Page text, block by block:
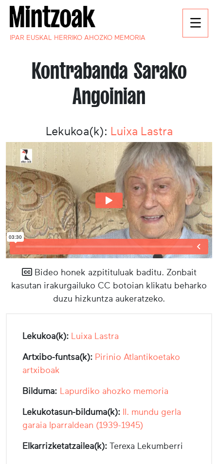
IPAR EUSKAL HERRIKO AHOZKO MEMORIA
Kontrabanda Sarako
Angoinian
Lekukoa(k): Luixa Lastra
Bideo honek azpitituluak baditu. Zonbait
kasutan irakurgailuko CC botoian klikatu beharko
duzu hizkuntza aukeratzeko.
Lekukoa(k): Luixa Lastra
Artxibo-funtsa(k): Pirinio Atlantikoetako
artxiboak
Bilduma: Lapurdiko ahozko memoria
Lekukotasun-bilduma(k): II. mundu gerla
garaia Iparraldean (1939-1945)
Elkarrizketatzailea(k): Terexa Lekumberri